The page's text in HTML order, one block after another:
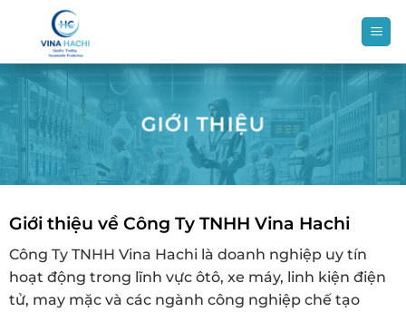
dung
GIỚI THIỆU
Giới thiệu về Công Ty TNHH Vina Hachi
Công Ty TNHH Vina Hachi là doanh nghiệp uy tín
hoạt động trong lĩnh vực ôtô, xe máy, linh kiện điện
tử, may mặc và các ngành công nghiệp chế tạo